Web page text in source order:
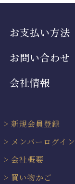
お支払い方法
お問い合わせ
会社情報
新規会員登録
メンバーログイン
会社概要
買い物かご